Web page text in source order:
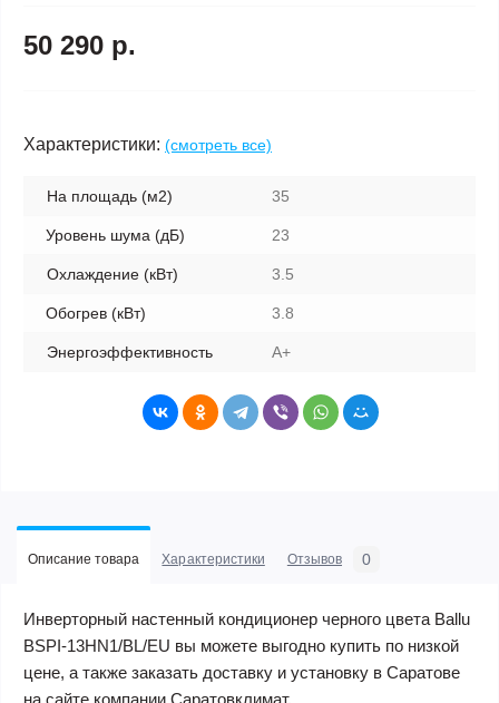
50 290 р.
Характеристики: (смотреть все)
На площадь (м2) 35
Уровень шума (дБ) 23
Охлаждение (кВт) 3.5
Обогрев (кВт) 3.8
Энергоэффективность A+
Описание товара Характеристики Отзывов 0
Инверторный настенный кондиционер черного цвета Ballu
BSPI-13HN1/BL/EU вы можете выгодно купить по низкой
цене, а также заказать доставку и установку в Саратове
на сайте компании Саратовклимат.